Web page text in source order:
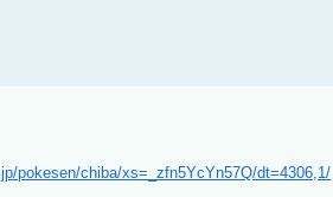
pokesen/chiba/xs=_zfn5YcYn57Q/dt=4306,1/